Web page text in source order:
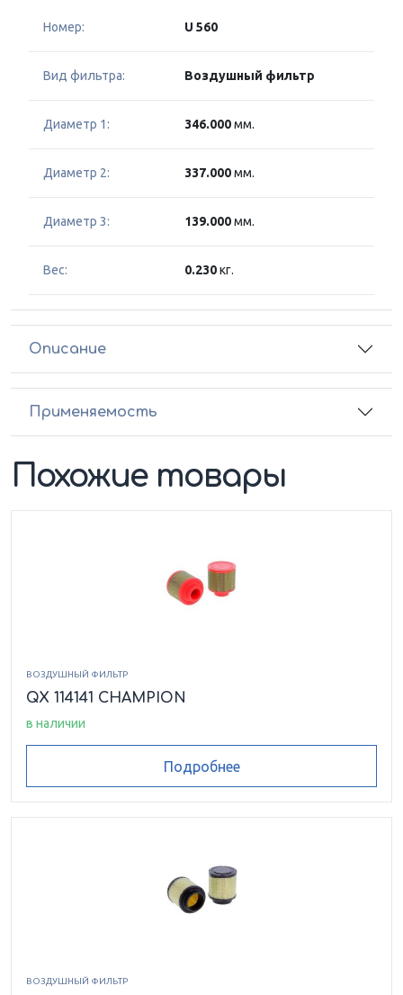
Номер: U 560
Вид фильтра: Воздушный фильтр
Диаметр 1: 346.000мм.
Диаметр 2: 337.000мм.
Диаметр 3: 139.000мм.
Вес: 0.230кг.
Описание
Применяемость
Похожие товары
ВОЗДУШНЫЙ ФИЛЬТР
QX 114141 CHAMPION
в наличии
Подробнее
ВОЗДУШНЫЙ ФИЛЬТР